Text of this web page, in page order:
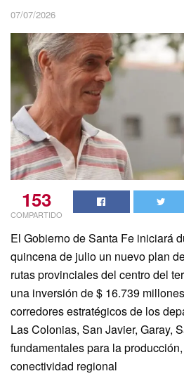
07/07/2026
153
COMPARTIDO
El Gobierno de Santa Fe iniciará
quincena de julio un nuevo plan
rutas provinciales del centro del
una inversión de $ 16.739
corredores estratégicos de los
Las Colonias, San Javier, Garay,
fundamentales para la
conectividad regional